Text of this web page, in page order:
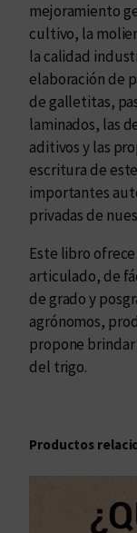
mejoramiento
cultivo, la
la calidad
elaboración de
de galletitas,
laminados, las
aditivos y las
escritura de
importantes
privadas de
Este libro
articulado, de
de grado y
agrónomos,
propone
del trigo.
Productos